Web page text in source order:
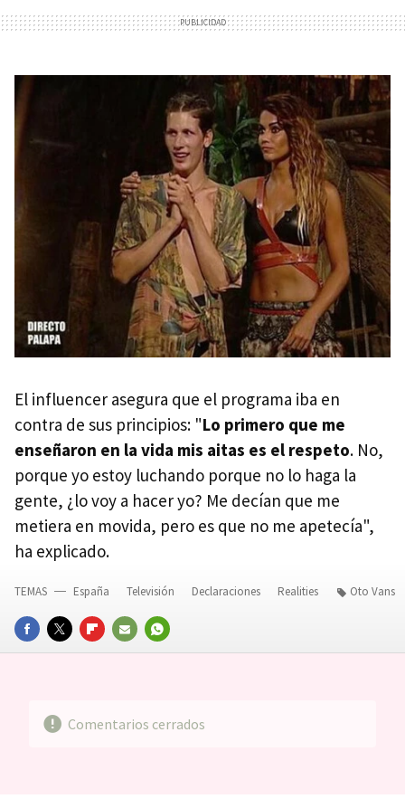
El influencer asegura que el programa iba en
contra de sus principios: "Lo primero que me
enseñaron en la vida mis aitas es el respeto. No,
porque yo estoy luchando porque no lo haga la
gente, ¿lo voy a hacer yo? Me decían que me
metiera en movida, pero es que no me apetecía",
ha explicado.
FACEBOOKTWITTERFLIPBOARD
E-
WHATSAPP
TEMAS España Televisión Declaraciones Realities Oto Vans
Comentarios cerrados